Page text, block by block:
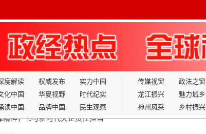
度解读 权威发布
实力中国
化中国
华夏视野
时代纪实
读中国
品牌中国 民生观察
传媒视窗 政法之窗
龙江振兴
魅力城乡
神州风采
乡村振兴